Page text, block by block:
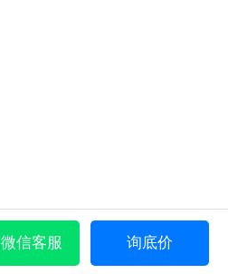
微信客服 询底价